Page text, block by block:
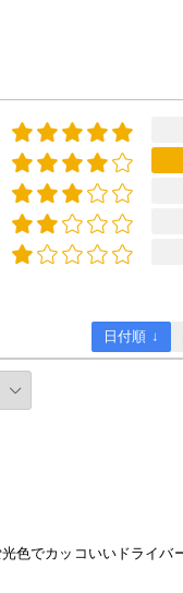
日付順 ↓
色でカッコいいドライバ